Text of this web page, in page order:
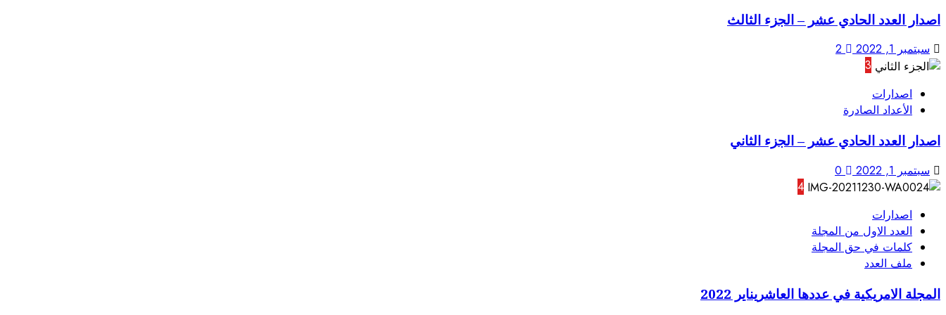
اصدار العدد الحادي عشر – الجزء الثالث
سبتمبر 1, 2022
2
3
اصدارات
الأعداد الصادرة
اصدار العدد الحادي عشر – الجزء الثاني
سبتمبر 1, 2022
0
4
اصدارات
العدد الاول من المجلة
كلمات في حق المجلة
ملف العدد
المجلة الامريكية في عددها العاشريناير 2022